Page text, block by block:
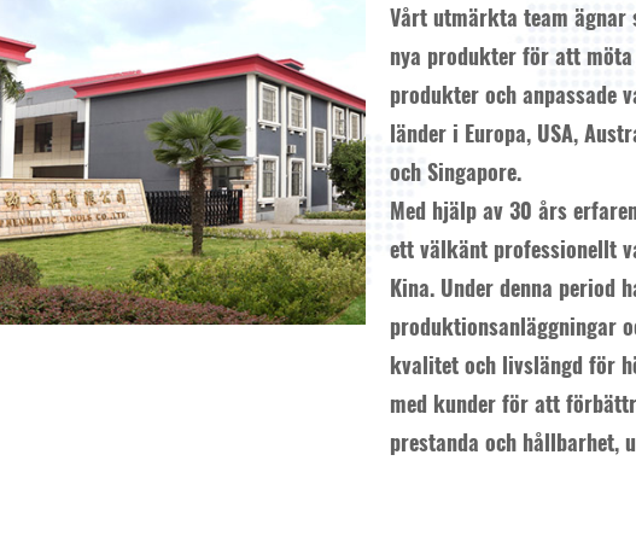
Vårt utmärkta team
nya produkter för att
produkter och anpassade
länder i Europa, USA,
och Singapore.
Med hjälp av 30 års
ett välkänt professionellt
Kina. Under denna period
produktionsanläggningar
kvalitet och livslängd för
med kunder för att
prestanda och hållbarhet,